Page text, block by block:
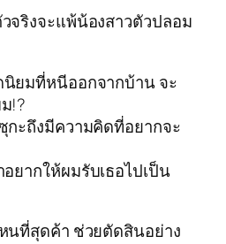
จริงจะแพ้น้องสาวตัวปลอม
ยมที่หนีออกจากบ้าน จะ
!?
กะถึงมีความคิดที่อยากจะ
ยากให้ผมรับเธอไปเป็น
นที่สุดค้า ช่วยตัดสินอย่าง